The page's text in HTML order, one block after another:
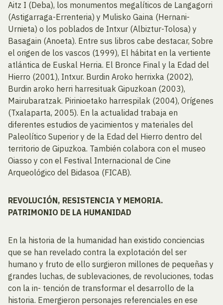
Aitz I (Deba), los monumentos megalíticos de Langagorri
(Astigarraga-Errenteria) y Mulisko Gaina (Hernani-
Urnieta) o los poblados de Intxur (Albiztur-Tolosa) y
Basagain (Anoeta). Entre sus libros cabe destacar, Sobre
el origen de los vascos (1999), El hábitat en la vertiente
atlántica de Euskal Herria. El Bronce Final y la Edad del
Hierro (2001), Intxur. Burdin Aroko herrixka (2002),
Burdin aroko herri harresituak Gipuzkoan (2003),
Mairubaratzak. Pirinioetako harrespilak (2004), Orígenes
(Txalaparta, 2005). En la actualidad trabaja en
diferentes estudios de yacimientos y materiales del
Paleolítico Superior y de la Edad del Hierro dentro del
territorio de Gipuzkoa. También colabora con el museo
Oiasso y con el Festival Internacional de Cine
Arqueológico del Bidasoa (FICAB).
REVOLUCIÓN, RESISTENCIA Y MEMORIA.
PATRIMONIO DE LA HUMANIDAD
En la historia de la humanidad han existido conciencias
que se han revelado contra la explotación del ser
humano y fruto de ello surgieron millones de pequeñas y
grandes luchas, de sublevaciones, de revoluciones, todas
con la in- tención de transformar el desarrollo de la
historia. Emergieron personajes referenciales en ese